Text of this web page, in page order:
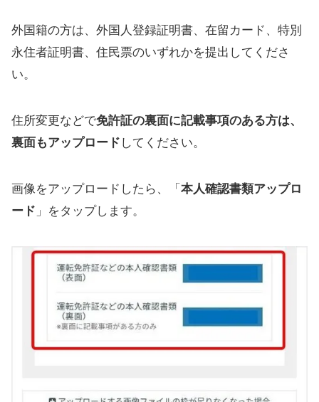
外国籍の方は、外国人登録証明書、在留カード、特別
永住者証明書、住民票のいずれかを提出してくださ
い。
住所変更などで免許証の裏面に記載事項のある方は、
裏面もアップロード してください。
画像をアップロードしたら、「 本人確認書類アップロ
ード 」をタップします。